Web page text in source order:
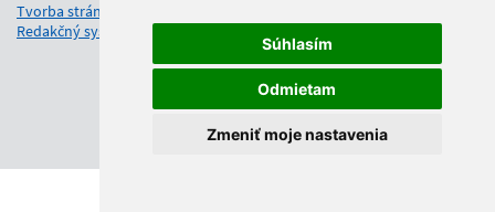
Súhlasím
Odmietam
Zmeniť moje nastavenia
Tvorba stránok
Redakčný systém
: SysCom